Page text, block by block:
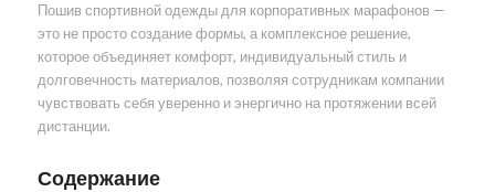
Пошив спортивной одежды для корпоративных марафонов —
это не просто создание формы, а комплексное решение,
которое объединяет комфорт, индивидуальный стиль и
долговечность материалов, позволяя сотрудникам компании
чувствовать себя уверенно и энергично на протяжении всей
дистанции.
Содержание